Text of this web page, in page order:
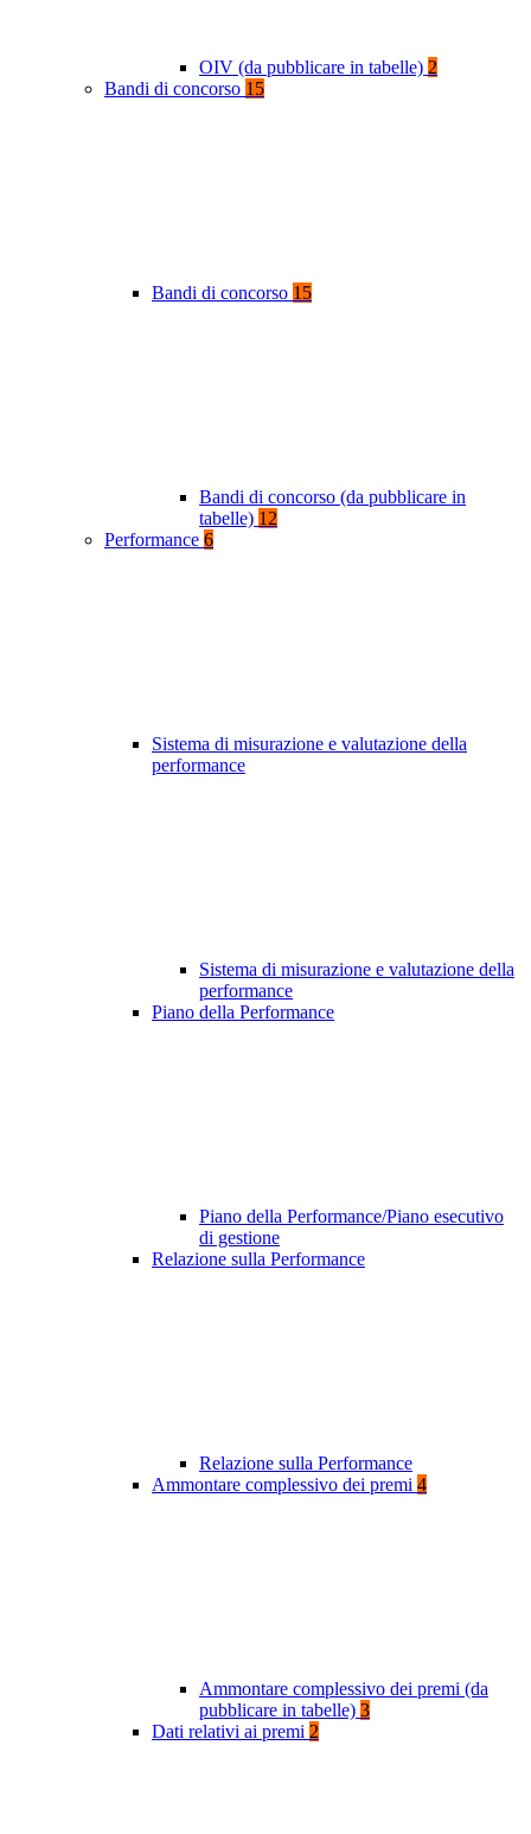
OIV (da pubblicare in tabelle) 2
Bandi di concorso 15
Bandi di concorso 15
Bandi di concorso (da pubblicare in
tabelle) 12
Performance 6
Sistema di misurazione e valutazione della
performance
Sistema di misurazione e valutazione della
performance
Piano della Performance
Piano della Performance/Piano esecutivo
di gestione
Relazione sulla Performance
Relazione sulla Performance
Ammontare complessivo dei premi 4
Ammontare complessivo dei premi (da
pubblicare in tabelle) 3
Dati relativi ai premi 2